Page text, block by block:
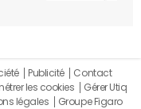
Publicité
Contact
les cookies
Gérer Utiq
légales Groupe Figaro